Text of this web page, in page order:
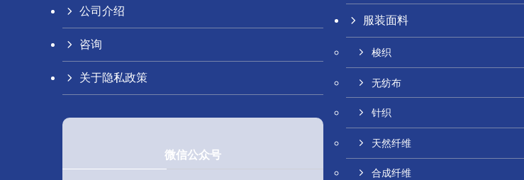
公司介绍
咨询
关于隐私政策
微信公众号
服装面料
梭织
无纺布
针织
天然纤维
合成纤维